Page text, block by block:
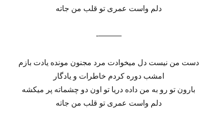
دلم واست عمری تو قلب من جاته
———-
دست من نیست دل میخوادت مرد مجنون مونده یادت بازم
امشب دوره کردم خاطرات و یادگار
بارون تو رو به من داده دریا تو اون دو چشماته پر میکشه
دلم واست عمری تو قلب من جاته